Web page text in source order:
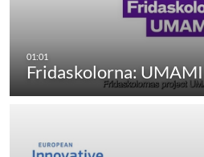
Fridaskolorna: UMAMI